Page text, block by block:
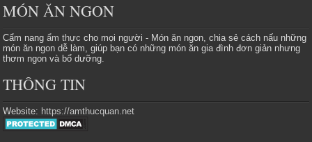
MÓN ĂN NGON
Cẩm nangẩm thực cho mọi người - Món ăn ngon, chia sẻ cách nấu những
món ăn ngon dễ làm, giúp bạn có những món ăn gia đình đơn giản nhưng
thơm ngon và bổ dưỡng.
THÔNG TIN
Website: https://amthucquan.net